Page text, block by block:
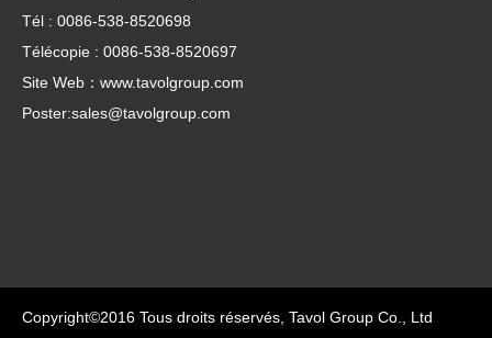
Tél : 0086-538-8520698
Télécopie : 0086-538-8520697
Site Web：www.tavolgroup.com
Poster:sales@tavolgroup.com
Copyright©2016 Tous droits réservés, Tavol Group Co., Ltd